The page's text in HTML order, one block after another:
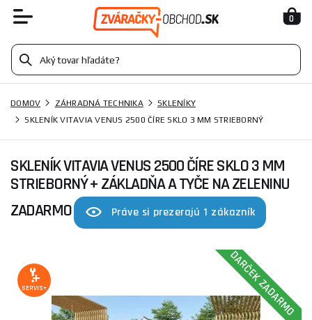
0
DOMOV ZÁHRADNÁ TECHNIKA
SKLENÍKY
SKLENÍK VITAVIA VENUS 2500 ČÍRE SKLO 3 MM STRIEBORNÝ
SKLENÍK VITAVIA VENUS 2500 ČÍRE SKLO 3 MM
STRIEBORNÝ+ ZÁKLADŇA A TYČE NA ZELENINU
ZADARMO
Práve si prezerajú 1 zákazník
SERVIS+ DARČEK ZADARMO